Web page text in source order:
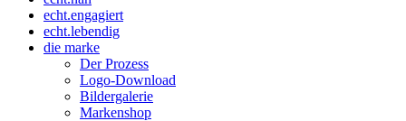
echt.engagiert
echt.lebendig
die marke
Der Prozess
Logo-Download
Bildergalerie
Markenshop